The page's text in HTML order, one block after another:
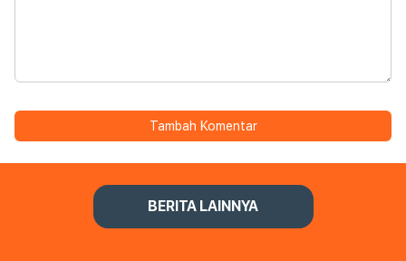
Tambah Komentar
BERITA LAINNYA